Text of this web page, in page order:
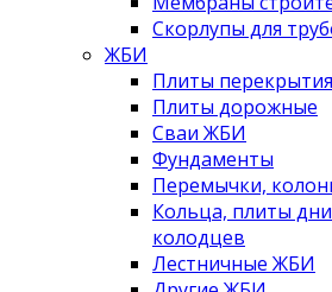
Скорлупы для
ЖБИ
Плиты перекрытия
Плиты дорожные
Сваи ЖБИ
Фундаменты
Перемычки,
Кольца, плиты
колодцев
Лестничные ЖБИ